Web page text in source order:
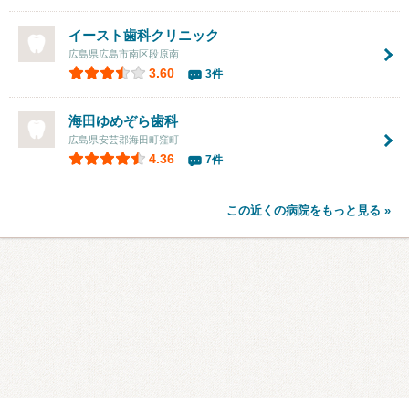
イースト歯科クリニック
広島県広島市南区段原南
3.60 3件
海田ゆめぞら歯科
広島県安芸郡海田町窪町
4.36 7件
この近くの病院をもっと見る »